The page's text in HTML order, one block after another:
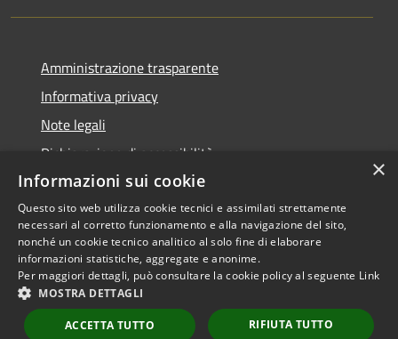
Amministrazione trasparente
Informativa privacy
Note legali
Dichiarazione di accessibilità
RSS
Accessibilità
Privacy
Cookie
Mappa del sito
Copyright © 2026 • Comune di
Scarperia e San Piero •
Powered byMunicipium
Accesso redazione
×
Informazioni sui cookie
Questo sito web utilizza cookie tecnici e assimilati strettamente
necessari al corretto funzionamento e alla navigazione del sito,
nonché un cookie tecnico analitico al solo fine di elaborare
informazioni statistiche, aggregate e anonime.
Per maggiori dettagli, può consultare la cookie policy al seguente Link
MOSTRA DETTAGLI
ACCETTA TUTTO RIFIUTA TUTTO